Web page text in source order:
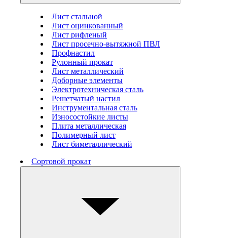
Лист стальной
Лист оцинкованный
Лист рифленый
Лист просечно-вытяжной ПВЛ
Профнастил
Рулонный прокат
Лист металлический
Доборные элементы
Электротехническая сталь
Решетчатый настил
Инструментальная сталь
Износостойкие листы
Плита металлическая
Полимерный лист
Лист биметаллический
Сортовой прокат